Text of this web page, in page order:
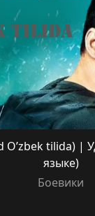
tilida) |
языке)
Боевики